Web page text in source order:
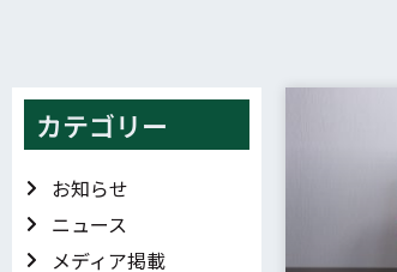
カテゴリー
お知らせ
ニュース
メディア掲載